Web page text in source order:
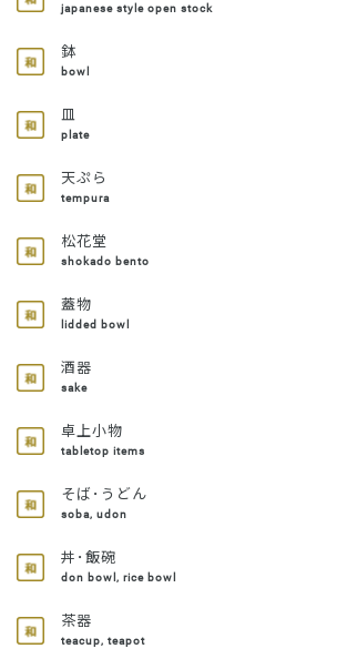
japanese style open stock
鉢
bowl
皿
plate
天ぷら
tempura
松花堂
shokado bento
蓋物
lidded bowl
酒器
sake
卓上小物
tabletop items
そば･うどん
soba, udon
丼･飯碗
don bowl, rice bowl
茶器
teacup, teapot